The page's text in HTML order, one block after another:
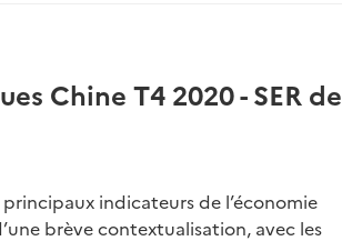
Chine T4 2020 - SER de
indicateurs de l’économie
brève contextualisation, avec les